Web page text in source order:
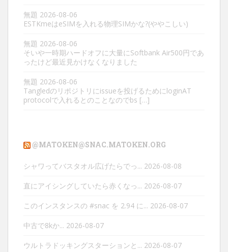
無題 2026-08-06
ESTKmeはeSIMを入れる物理SIMかな?(ややこしい)
無題 2026-08-06
そいや一時期ハードオフに大量にSoftbank Air500円であ
ったけど最近見かけなくなりました
無題 2026-08-06
Tangledのリポジトリにissueを投げるためにloginAT
protocolで入れるとのことなのでbs […]
@MATOKEN@SNAC.MATOKEN.ORG
シャワってバスタオル広げたらでっ... 2026-08-08
直にアイシングしていたら赤くなっ... 2026-08-07
このインスタンスの #snac を 2.94 に... 2026-08-07
中古で8kか... 2026-08-07
ウルトラドッキングスターションと... 2026-08-07